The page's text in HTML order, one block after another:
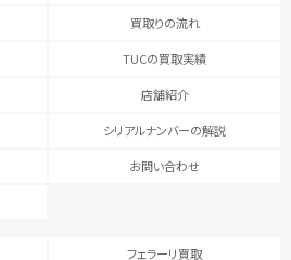
買取りの流れ
TUCの買取実績
店舗紹介
シリアルナンバーの解説
お問い合わせ
フェラーリ買取